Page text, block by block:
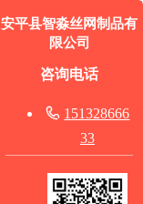
安平县智淼丝网制品有
限公司
咨询电话
 151328666
33